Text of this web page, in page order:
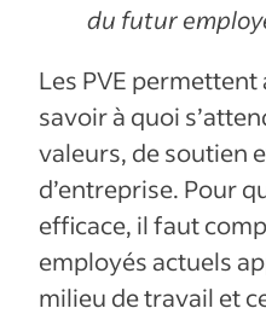
du futur
Les PVE
savoir à quoi
valeurs, de soutien
d’entreprise. Pour
efficace, il faut
employés actuels
milieu de travail et